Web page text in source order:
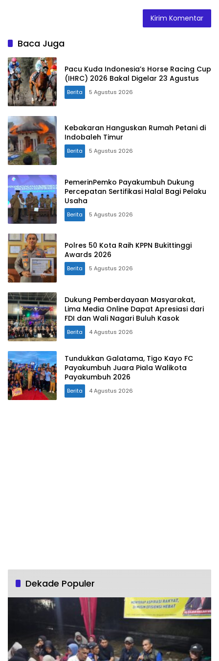
Baca Juga
Pacu Kuda Indonesia’s Horse Racing Cup
(IHRC) 2026 Bakal Digelar 23 Agustus
Berita 5 Agustus 2026
Kebakaran Hanguskan Rumah Petani di
Indobaleh Timur
Berita 5 Agustus 2026
PemerinPemko Payakumbuh Dukung
Percepatan Sertifikasi Halal Bagi Pelaku
Usaha
Berita 5 Agustus 2026
Polres 50 Kota Raih KPPN Bukittinggi
Awards 2026
Berita 5 Agustus 2026
Dukung Pemberdayaan Masyarakat,
Lima Media Online Dapat Apresiasi dari
FDI dan Wali Nagari Buluh Kasok
Berita 4 Agustus 2026
Tundukkan Galatama, Tigo Kayo FC
Payakumbuh Juara Piala Walikota
Payakumbuh 2026
Berita 4 Agustus 2026
Dekade Populer